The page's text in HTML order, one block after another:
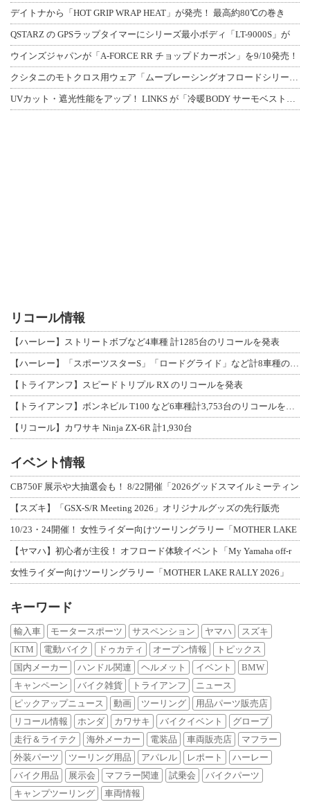
デイトナから「HOT GRIP WRAP HEAT」が発売！ 最高約80℃の巻き
QSTARZ の GPSラップタイマーにシリーズ最小ボディ「LT-9000S」が
ウインズジャパンが「A-FORCE RR チョップドカーボン」を9/10発売！
リコール情報
【ハーレー】ストリートボブなど4車種 計1285台のリコールを発表
【トライアンフ】スピードトリプル RX のリコールを発表
【リコール】カワサキ Ninja ZX-6R 計1,930台
イベント情報
CB750F 展示や大抽選会も！ 8/22開催「2026グッドスマイルミーティン
【スズキ】「GSX-S/R Meeting 2026」オリジナルグッズの先行販売
10/23・24開催！ 女性ライダー向けツーリングラリー「MOTHER LAKE
【ヤマハ】初心者が主役！ オフロード体験イベント「My Yamaha off-r
女性ライダー向けツーリングラリー「MOTHER LAKE RALLY 2026」
キーワード
輸入車 モータースポーツ サスペンション ヤマハ
スズキ
KTM
電動バイク ドゥカティ オープン情報
トピックス
国内メーカー
ハンドル関連 ヘルメット イベント
BMW
キャンペーン
バイク雑貨 トライアンフ
ニュース
ピックアップニュース
動画 ツーリング
用品パーツ販売店
リコール情報
ホンダ カワサキ バイクイベント
グローブ
走行＆ライテク
海外メーカー 電装品 車両販売店
マフラー
外装パーツ
ツーリング用品 アパレル レポート
ハーレー
バイク用品
展示会 マフラー関連 試乗会
バイクパーツ
キャンプツーリング
車両情報